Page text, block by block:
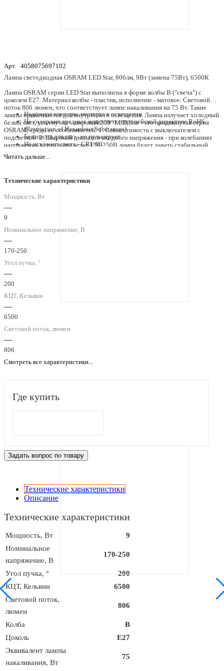
Арт. 4058075697102
Лампа светодиодная OSRAM LED Star, 806лм, 9Вт (замена 75Вт), 6500К
Лампа OSRAM серии LED Star выполнена в форме колбы B ("свеча") с
цоколем E27. Материал колбы - пластик, исполнение - матовое. Световой
поток 806 люмен, что соответствует лампе накаливания на 75 Вт. Такие
лампы применяются для внутреннего освещения. Лампа излучает холодный
белый свет, угол пучка - широкий 200° LED Star - это продвинутая серия
OSRAM, среди ее особенностей: 1. Совместимость с выключателем с
подсветкой. 2. Широкий диапазон входного напряжения - при колебаниях
напряжения в сети в пределах 170-250В лампа будет давать стабильный
световой поток. Срок службы - 40000 часов, 3 года гарантии. Товар
сертифицирован.
Надёжное качество эксперта в освещении
Не содержит вредных веществ по европейской директиве RoHS
(Restriction of Hazardous Substances)
Безопасна для глаз - не пульсирует
Не искажает цвета - CRI>80
100000 циклов переключения
Читать дальше...
Технические характеристики
Мощность, Вт
—
9
Номинальное напряжение, В
—
170-250
Угол пучка, °
—
200
КЦТ, Кельвин
—
6500
Световой поток, люмен
—
806
Смотреть все характеристики...
Где купить
Задать вопрос по товару
Технические характеристики
Описание
Технические характеристики
Мощность, Вт
9
Номинальное
напряжение, В
170-250
Угол пучка, °
200
КЦТ, Кельвин
6500
Световой поток,
люмен
806
Колба
B
Цоколь
E27
Эквивалент лампы
накаливания, Вт
75